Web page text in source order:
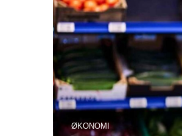
ØKONOMI